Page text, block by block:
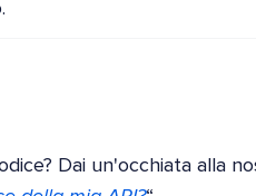
Dai un'occhiata alla